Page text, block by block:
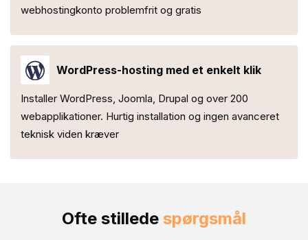
webhostingkonto problemfrit og gratis
WordPress-hosting med et enkelt klik
Installer WordPress, Joomla, Drupal og over 200
webapplikationer. Hurtig installation og ingen avanceret
teknisk viden kræver
Ofte stillede spørgsmål